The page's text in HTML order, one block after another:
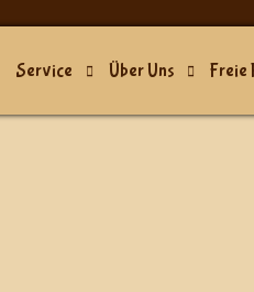
Service Über Uns Freie